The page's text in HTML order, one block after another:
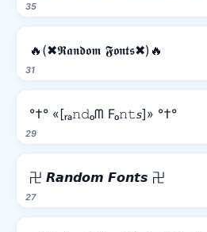
35
31
🔥(✖𝕽𝖆𝖓𝖉𝖔𝖒 𝕱𝖔𝖓𝖙𝖘✖)🔥
29
°†° «[ᵣₐ𝚗𝚍ₒᗰ Fₒ𝚗𝚝𝘴]» °†°
27
卍 𝙍𝙖𝙣𝙙𝙤𝙢 𝙁𝙤𝙣𝙩𝙨 卍